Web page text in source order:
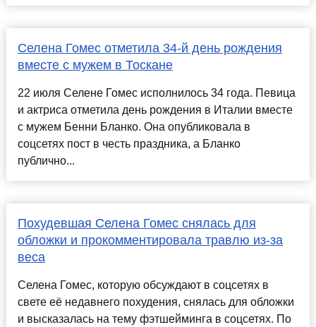
Селена Гомес отметила 34-й день рождения
вместе с мужем в Тоскане
22 июля Селене Гомес исполнилось 34 года. Певица
и актриса отметила день рождения в Италии вместе
с мужем Бенни Бланко. Она опубликовала в
соцсетях пост в честь праздника, а Бланко
публично...
Похудевшая Селена Гомес снялась для
обложки и прокомментировала травлю из-за
веса
Селена Гомес, которую обсуждают в соцсетях в
свете её недавнего похудения, снялась для обложки
и высказалась на тему фэтшейминга в соцсетях. По